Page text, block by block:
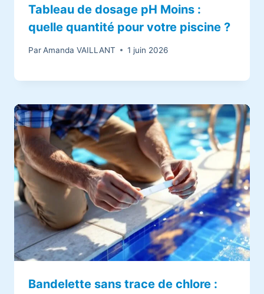
Tableau de dosage pH Moins :
quelle quantité pour votre piscine ?
Par Amanda VAILLANT 1 juin 2026
Bandelette sans trace de chlore :